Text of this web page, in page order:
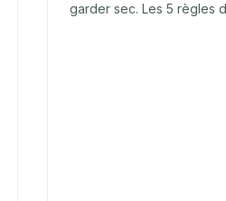
garder sec. Les 5 règles